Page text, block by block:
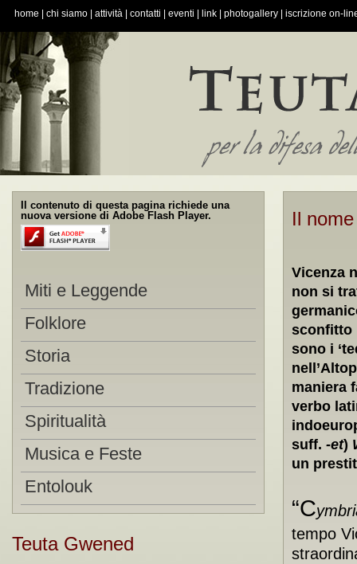
home chi siamo attività contatti eventi link photogallery iscrizione on-
Il contenuto di questa pagina richiede una
nuova versione di Adobe Flash Player.
Miti e Leggende
Folklore
Storia
Tradizione
Spiritualità
Musica e Feste
Entolouk
Teuta Gwened
Il
Vicenza
non si
sconfitto
sono i
maniera
verbo
suff. -et)
un
“C
tempo